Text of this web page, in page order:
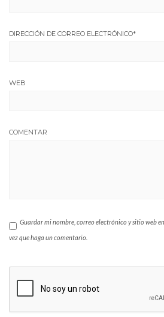
DIRECCIÓN DE CORREO ELECTRÓNICO*
WEB
COMENTAR
Guardar mi nombre, correo electrónico y sitio web
vez que haga un comentario.